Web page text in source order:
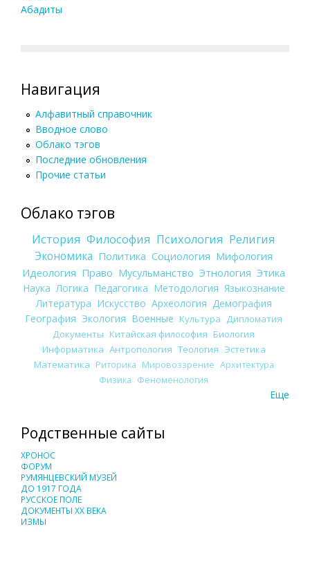
Абадиты
Навигация
Алфавитный справочник
Вводное слово
Облако тэгов
Последние обновления
Прочие статьи
Облако тэгов
История Философия Психология Религия
Экономика Политика Социология Мифология
Идеология Право Мусульманство Этнология Этика
Наука Логика Педагогика Методология Языкознание
Литература Искусство Археология Демография
География Экология Военные Культура
Дипломатия
Документы Китайская философия Биология
Информатика Антропология Теология Эстетика
Математика Риторика Мировоззрение Архитектура
Физика Феноменология
Еще
Родственные сайты
ХРОНОС
ФОРУМ
РУМЯНЦЕВСКИЙ МУЗЕЙ
ДО 1917 ГОДА
РУССКОЕ ПОЛЕ
ДОКУМЕНТЫ XX ВЕКА
ИЗМЫ